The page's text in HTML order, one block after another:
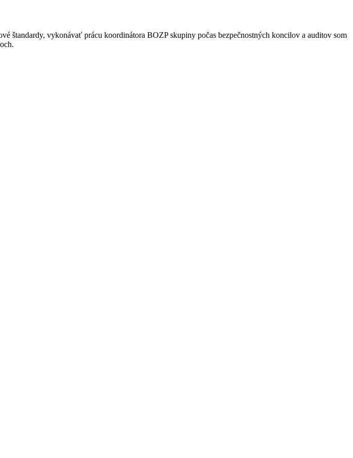
štandardy, vykonávať prácu koordinátora BOZP skupiny počas bezpečnostných koncilov a auditov som